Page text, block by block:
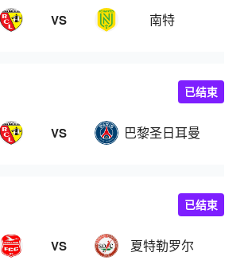
VS 南特
VS 巴黎圣日耳曼
已结束
VS 夏特勒罗尔
已结束